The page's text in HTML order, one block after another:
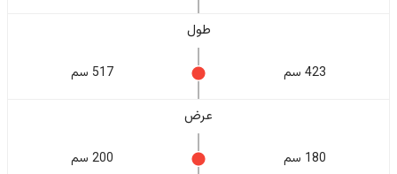
طول
423 سم 517 سم
عرض
180 سم 200 سم